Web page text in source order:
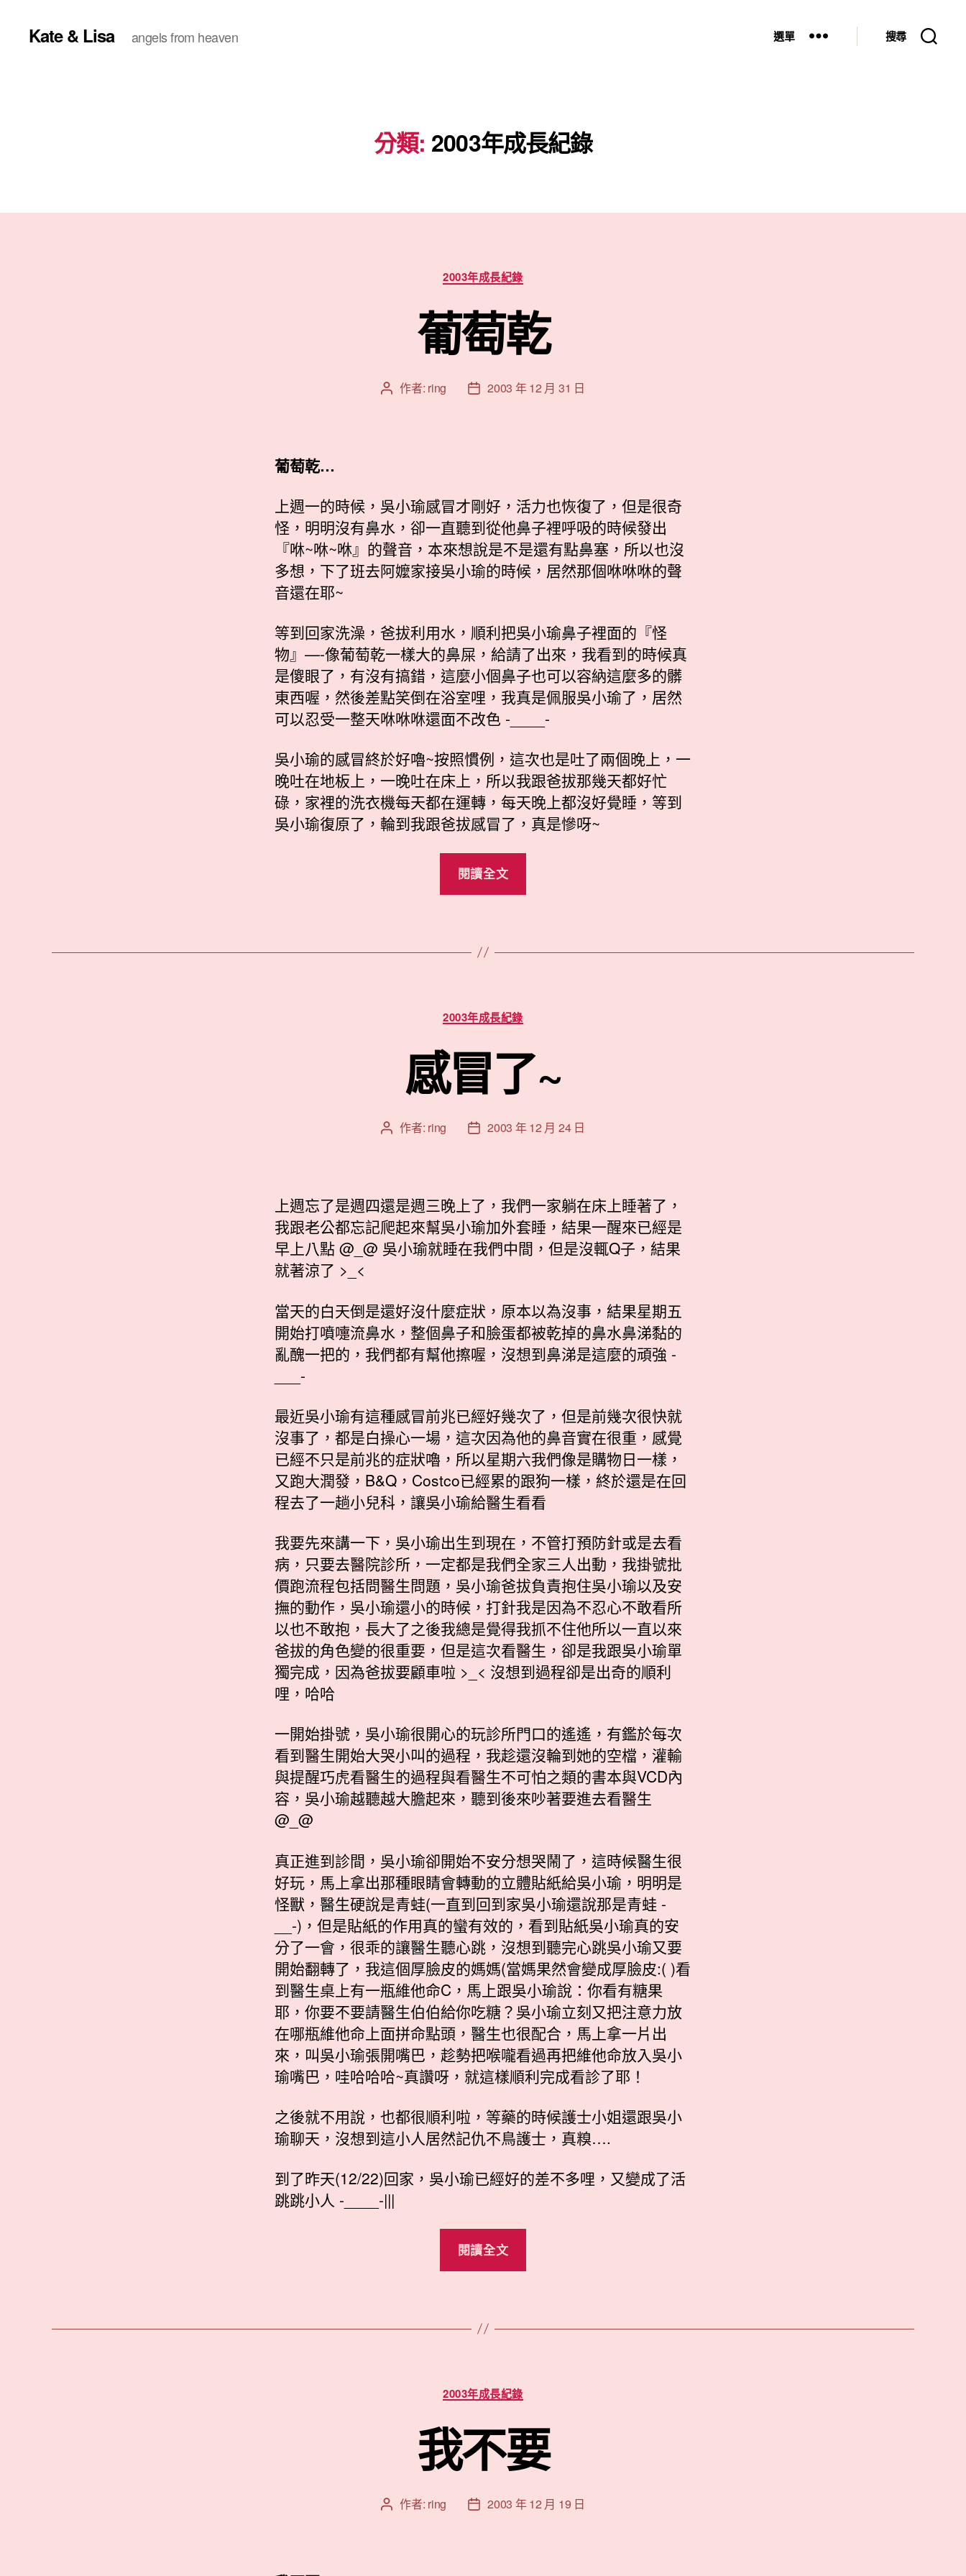
Kate & Lisa angels from heaven 選單 搜尋
分類: 2003年成長紀錄
分
類
2003年成長紀錄
葡萄乾
文 作者: ring
文 2003 年 12 月 31 日
葡萄乾…
上週一的時候，吳小瑜感冒才剛好，活力也恢復了，但是很奇
怪，明明沒有鼻水，卻一直聽到從他鼻子裡呼吸的時候發出
『咻~咻~咻』的聲音，本來想說是不是還有點鼻塞，所以也沒
多想，下了班去阿嬤家接吳小瑜的時候，居然那個咻咻咻的聲
音還在耶~
等到回家洗澡，爸拔利用水，順利把吳小瑜鼻子裡面的『怪
物』—-像葡萄乾一樣大的鼻屎，給請了出來，我看到的時候真
是傻眼了，有沒有搞錯，這麼小個鼻子也可以容納這麼多的髒
東西喔，然後差點笑倒在浴室哩，我真是佩服吳小瑜了，居然
可以忍受一整天咻咻咻還面不改色 -____-
吳小瑜的感冒終於好嚕~按照慣例，這次也是吐了兩個晚上，一
晚吐在地板上，一晚吐在床上，所以我跟爸拔那幾天都好忙
碌，家裡的洗衣機每天都在運轉，每天晚上都沒好覺睡，等到
吳小瑜復原了，輪到我跟爸拔感冒了，真是慘呀~
閱讀全文
分
類
2003年成長紀錄
感冒了~
文 作者: ring
文
日
期
2003 年 12 月 24 日
上週忘了是週四還是週三晚上了，我們一家躺在床上睡著了，
我跟老公都忘記爬起來幫吳小瑜加外套睡，結果一醒來已經是
早上八點 @_@ 吳小瑜就睡在我們中間，但是沒輒Q子，結果
就著涼了 >_<
當天的白天倒是還好沒什麼症狀，原本以為沒事，結果星期五
開始打噴嚏流鼻水，整個鼻子和臉蛋都被乾掉的鼻水鼻涕黏的
亂醜一把的，我們都有幫他擦喔，沒想到鼻涕是這麼的頑強 -
___-
最近吳小瑜有這種感冒前兆已經好幾次了，但是前幾次很快就
沒事了，都是白操心一場，這次因為他的鼻音實在很重，感覺
已經不只是前兆的症狀嚕，所以星期六我們像是購物日一樣，
又跑大潤發，B&Q，Costco已經累的跟狗一樣，終於還是在回
程去了一趟小兒科，讓吳小瑜給醫生看看
我要先來講一下，吳小瑜出生到現在，不管打預防針或是去看
病，只要去醫院診所，一定都是我們全家三人出動，我掛號批
價跑流程包括問醫生問題，吳小瑜爸拔負責抱住吳小瑜以及安
撫的動作，吳小瑜還小的時候，打針我是因為不忍心不敢看所
以也不敢抱，長大了之後我總是覺得我抓不住他所以一直以來
爸拔的角色變的很重要，但是這次看醫生，卻是我跟吳小瑜單
獨完成，因為爸拔要顧車啦 >_< 沒想到過程卻是出奇的順利
哩，哈哈
一開始掛號，吳小瑜很開心的玩診所門口的遙遙，有鑑於每次
看到醫生開始大哭小叫的過程，我趁還沒輪到她的空檔，灌輸
與提醒巧虎看醫生的過程與看醫生不可怕之類的書本與VCD內
容，吳小瑜越聽越大膽起來，聽到後來吵著要進去看醫生
@_@
真正進到診間，吳小瑜卻開始不安分想哭鬧了，這時候醫生很
好玩，馬上拿出那種眼睛會轉動的立體貼紙給吳小瑜，明明是
怪獸，醫生硬說是青蛙(一直到回到家吳小瑜還說那是青蛙 -
__-)，但是貼紙的作用真的蠻有效的，看到貼紙吳小瑜真的安
分了一會，很乖的讓醫生聽心跳，沒想到聽完心跳吳小瑜又要
開始翻轉了，我這個厚臉皮的媽媽(當媽果然會變成厚臉皮:( )看
到醫生桌上有一瓶維他命C，馬上跟吳小瑜說：你看有糖果
耶，你要不要請醫生伯伯給你吃糖？吳小瑜立刻又把注意力放
在哪瓶維他命上面拼命點頭，醫生也很配合，馬上拿一片出
來，叫吳小瑜張開嘴巴，趁勢把喉嚨看過再把維他命放入吳小
瑜嘴巴，哇哈哈哈~真讚呀，就這樣順利完成看診了耶！
之後就不用說，也都很順利啦，等藥的時候護士小姐還跟吳小
瑜聊天，沒想到這小人居然記仇不鳥護士，真糗….
到了昨天(12/22)回家，吳小瑜已經好的差不多哩，又變成了活
跳跳小人 -____-|||
閱讀全文
分
類
2003年成長紀錄
我不要
文 作者: ring
文 2003 年 12 月 19 日